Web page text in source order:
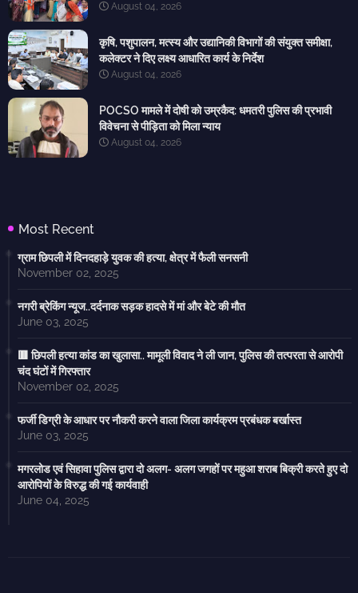
August 04, 2026
कृषि, पशुपालन, मत्स्य और उद्यानिकी विभागों की संयुक्त समीक्षा,
कलेक्टर ने दिए लक्ष्य आधारित कार्य के निर्देश
August 04, 2026
POCSO मामले में दोषी को उम्रकैद: धमतरी पुलिस की प्रभावी
विवेचना से पीड़िता को मिला न्याय
August 04, 2026
Most Recent
ग्राम छिपली में दिनदहाड़े युवक की हत्या, क्षेत्र में फैली सनसनी
November 02, 2025
नगरी ब्रेकिंग न्यूज..दर्दनाक सड़क हादसे में मां और बेटे की मौत
June 03, 2025
🟥 छिपली हत्या कांड का खुलासा.. मामूली विवाद ने ली जान, पुलिस की तत्परता से आरोपी
चंद घंटों में गिरफ्तार
November 02, 2025
फर्जी डिग्री के आधार पर नौकरी करने वाला जिला कार्यक्रम प्रबंधक बर्खास्त
June 03, 2025
मगरलोड एवं सिहावा पुलिस द्वारा दो अलग- अलग जगहों पर महुआ शराब बिक्री करते हुए दो
आरोपियों के विरुद्ध की गई कार्यवाही
June 04, 2025